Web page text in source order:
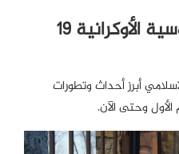
آخر تطورات الحرب الروسية الأوكرانية 19
أبرز أحداث وتطورات
الأول وحتى الآن.